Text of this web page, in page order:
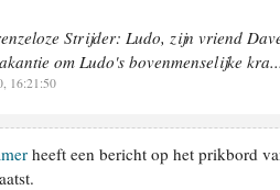
Strijder: Ludo, zijn vriend
om Ludo's bovenmenselijke
16:21:50
heeft een bericht op het prikbord